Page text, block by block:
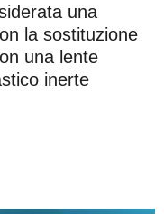
una
la sostituzione
una lente
inerte